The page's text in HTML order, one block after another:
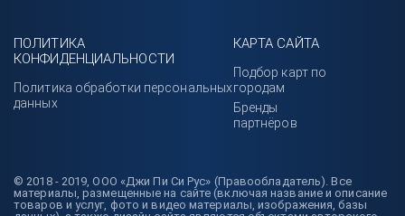
© 2018 - 2019, ООО «Джи Пи Си Рус» (Правообладатель). Все
материалы, размещенные на сайте (включая название и описание
товаров и услуг, фото и видео материалы, изображения, базы
ПОЛИТИКА
КОНФИДЕНЦИАЛЬНОСТИ
Политика обработки персональных
данных
КАРТА САЙТА
Подбор карт по
городам
Бренды
партнёров